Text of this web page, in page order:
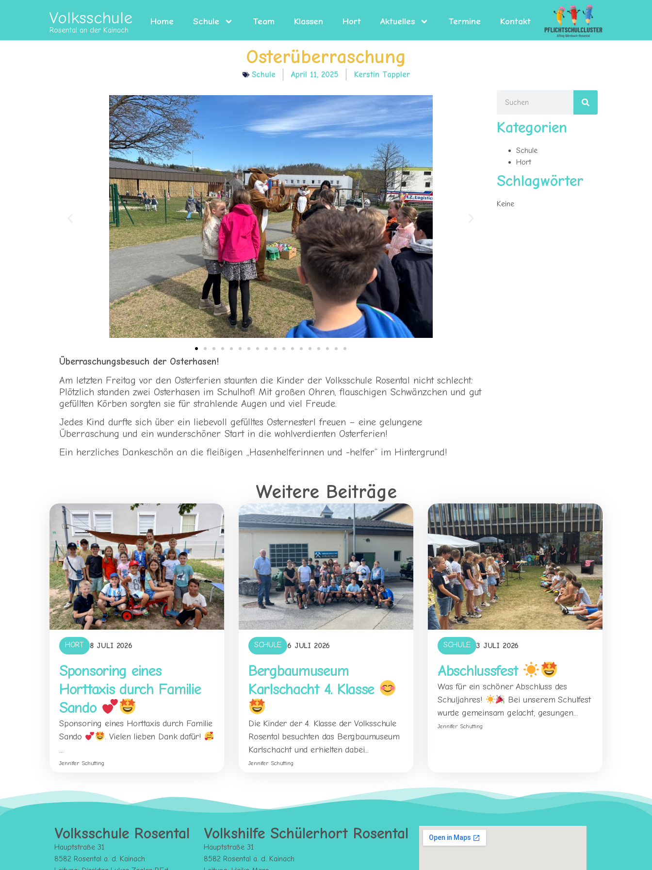
Volksschule
Rosental an der Kainach
Home Schule Team Klassen Hort Aktuelles Termine Kontakt
Osterüberraschung
Schule April 11, 2025 Kerstin Tappler
Überraschungsbesuch der Osterhasen!
Am letzten Freitag vor den Osterferien staunten die Kinder der Volksschule Rosental nicht schlecht:
Plötzlich standen zwei Osterhasen im Schulhof! Mit großen Ohren, flauschigen Schwänzchen und gut
gefüllten Körben sorgten sie für strahlende Augen und viel Freude.
Jedes Kind durfte sich über ein liebevoll gefülltes Osternesterl freuen – eine gelungene
Überraschung und ein wunderschöner Start in die wohlverdienten Osterferien!
Ein herzliches Dankeschön an die fleißigen „Hasenhelferinnen und -helfer“ im Hintergrund!
Kategorien
Schule
Hort
Schlagwörter
Keine
Weitere Beiträge
HORT 8 JULI 2026
Sponsoring eines
Horttaxis durch Familie
Sando
Sponsoring eines Horttaxis durch Familie
Sando
. Vielen lieben Dank dafür!
...
Jennifer Schutting
SCHULE 6 JULI 2026
Bergbaumuseum
Karlschacht 4. Klasse
Die Kinder der 4. Klasse der Volksschule
Rosental besuchten das Bergbaumuseum
Karlschacht und erhielten dabei...
Jennifer Schutting
SCHULE 3 JULI 2026
Abschlussfest
Was für ein schöner Abschluss des
Schuljahres!
Bei unserem Schulfest
wurde gemeinsam gelacht, gesungen...
Jennifer Schutting
Volksschule Rosental
Hauptstraße 31
8582 Rosental a. d. Kainach
Volkshilfe Schülerhort Rosental
Hauptstraße 31
8582 Rosental a. d. Kainach